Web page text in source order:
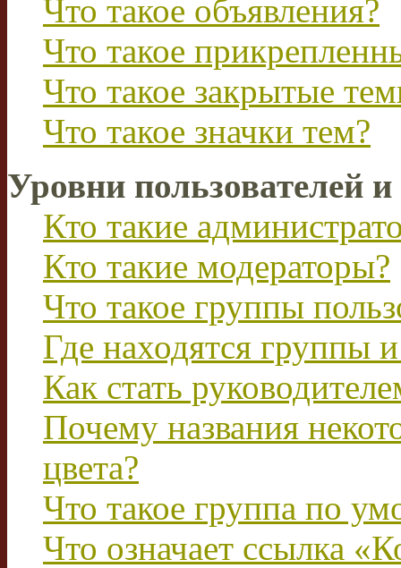
Что такое объявления?
Что такое
Что такое закрытые
Что такое значки тем?
Уровни пользователей
Кто такие
Кто такие модераторы?
Что такое группы
Где находятся группы
Как стать
Почему названия
цвета?
Что такое группа по
Что означает ссылка